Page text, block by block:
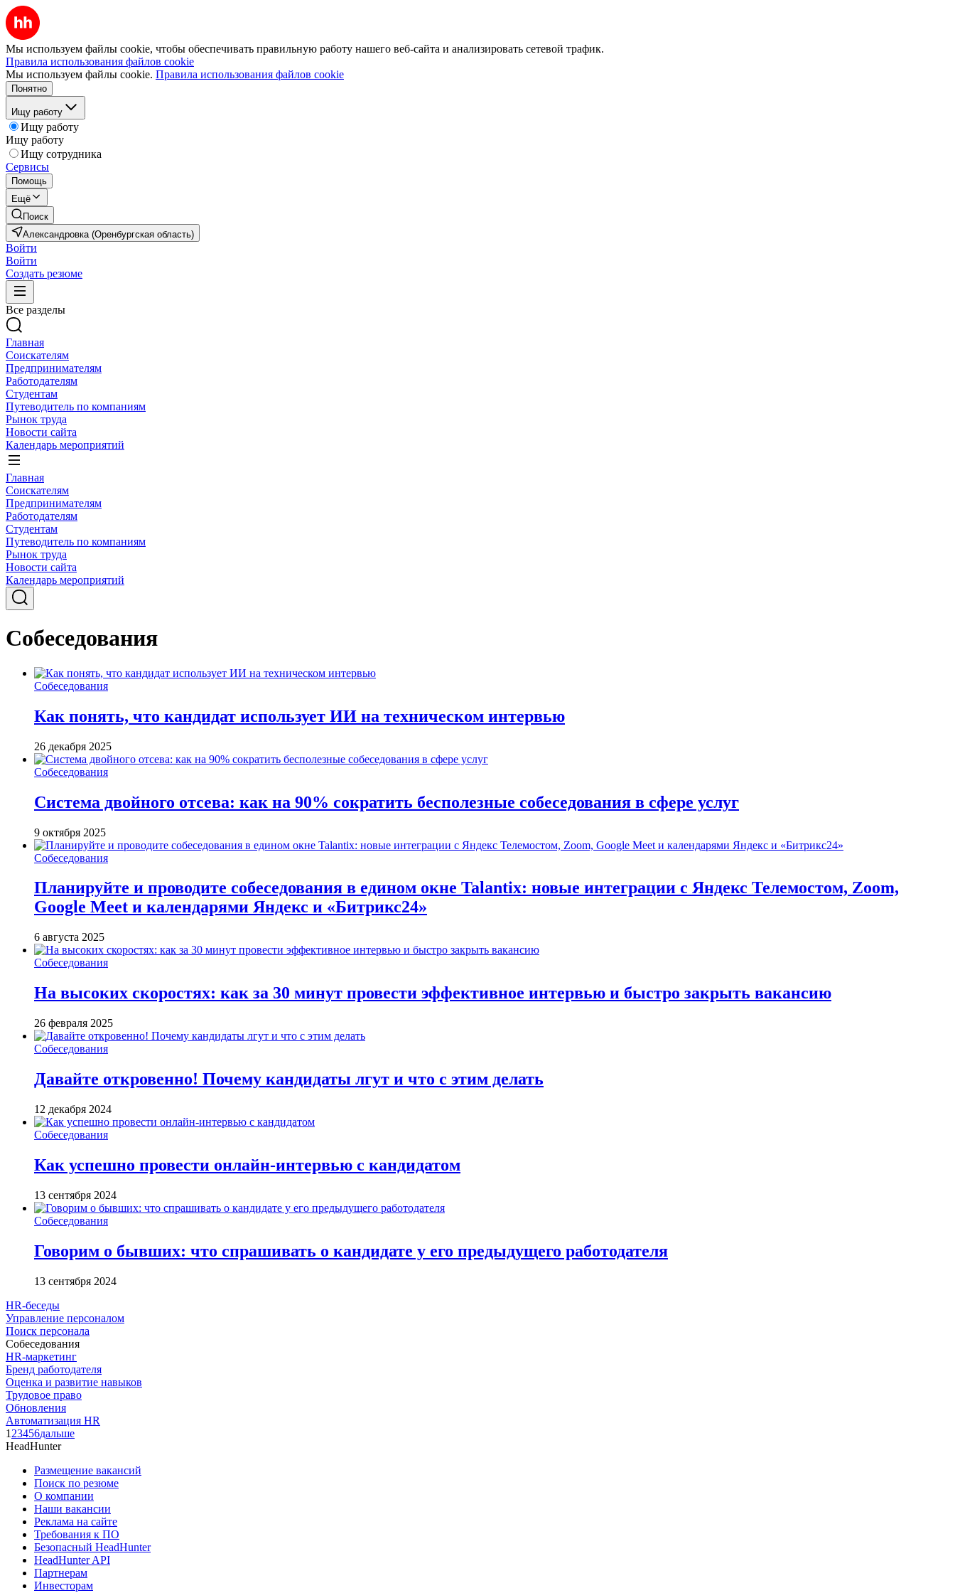
Мы используем файлы cookie, чтобы обеспечивать правильную работу нашего веб-сайта и анализировать сетевой трафик.
Правила использования файлов cookie
Мы используем файлы cookie. Правила использования файлов cookie
Понятно
Ищу работу
Ищу работу
Ищу работу
Ищу сотрудника
Сервисы
Помощь
Ещё
Поиск
Александровка (Оренбургская область)
Войти
Войти
Создать резюме
Все разделы
Главная
Соискателям
Предпринимателям
Работодателям
Студентам
Путеводитель по компаниям
Рынок труда
Новости сайта
Календарь мероприятий
Главная
Соискателям
Предпринимателям
Работодателям
Студентам
Путеводитель по компаниям
Рынок труда
Новости сайта
Календарь мероприятий
Собеседования
Собеседования
Как понять, что кандидат использует ИИ на техническом интервью
26 декабря 2025
Собеседования
Система двойного отсева: как на 90% сократить бесполезные собеседования в сфере услуг
9 октября 2025
Собеседования
Планируйте и проводите собеседования в едином окне Talantix: новые интеграции с Яндекс Телемостом, Zoom,
Google Meet и календарями Яндекс и «Битрикс24»
6 августа 2025
Собеседования
На высоких скоростях: как за 30 минут провести эффективное интервью и быстро закрыть вакансию
26 февраля 2025
Собеседования
Давайте откровенно! Почему кандидаты лгут и что с этим делать
12 декабря 2024
Собеседования
Как успешно провести онлайн-интервью с кандидатом
13 сентября 2024
Собеседования
Говорим о бывших: что спрашивать о кандидате у его предыдущего работодателя
13 сентября 2024
HR-беседы
Управление персоналом
Поиск персонала
Собеседования
HR-маркетинг
Бренд работодателя
Оценка и развитие навыков
Трудовое право
Обновления
Автоматизация HR
1 23456дальше
HeadHunter
Размещение вакансий
Поиск по резюме
О компании
Наши вакансии
Реклама на сайте
Требования к ПО
Безопасный HeadHunter
HeadHunter API
Партнерам
Инвесторам